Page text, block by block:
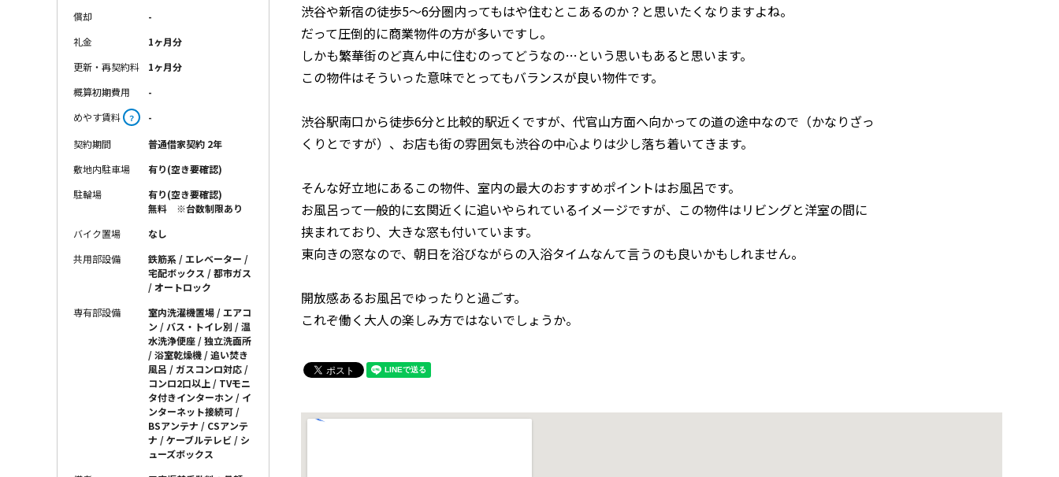
渋谷や新宿の徒歩5〜6分圏内ってもはや住むとこあるのか？と思いたくなりますよね。
だって圧倒的に商業物件の方が多いですし。
しかも繁華街のど真ん中に住むのってどうなの…という思いもあると思います。
この物件はそういった意味でとってもバランスが良い物件です。
渋谷駅南口から徒歩6分と比較的駅近くですが、代官山方面へ向かっての道の途中なので（かなりざっ
くりとですが）、お店も街の雰囲気も渋谷の中心よりは少し落ち着いてきます。
そんな好立地にあるこの物件、室内の最大のおすすめポイントはお風呂です。
お風呂って一般的に玄関近くに追いやられているイメージですが、この物件はリビングと洋室の間に
挟まれており、大きな窓も付いています。
東向きの窓なので、朝日を浴びながらの入浴タイムなんて言うのも良いかもしれません。
開放感あるお風呂でゆったりと過ごす。
これぞ働く大人の楽しみ方ではないでしょうか。
償却
-
礼金
1ヶ月分
更新・再契約料
1ヶ月分
概算初期費用
-
めやす賃料
？ -
契約期間
普通借家契約 2年
敷地内駐車場
有り(空き要確認)
駐輪場
有り(空き要確認)
無料 ※台数制限あり
バイク置場
なし
共用部設備
鉄筋系 / エレベーター /
宅配ボックス / 都市ガス
/ オートロック
専有部設備
室内洗濯機置場 / エアコ
ン / バス・トイレ別 / 温
水洗浄便座 / 独立洗面所
/ 浴室乾燥機 / 追い焚き
風呂 / ガスコンロ対応 /
コンロ2口以上 / TVモニ
タ付きインターホン / イ
ンターネット接続可 /
BSアンテナ / CSアンテ
ナ / ケーブルテレビ / シ
ューズボックス